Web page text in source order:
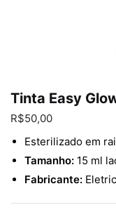
Tinta Easy
R$50,00
Esterilizado em
Tamanho: 15 ml
Fabricante: